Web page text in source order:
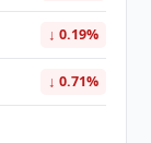
↓ 0.19%
↓ 0.71%